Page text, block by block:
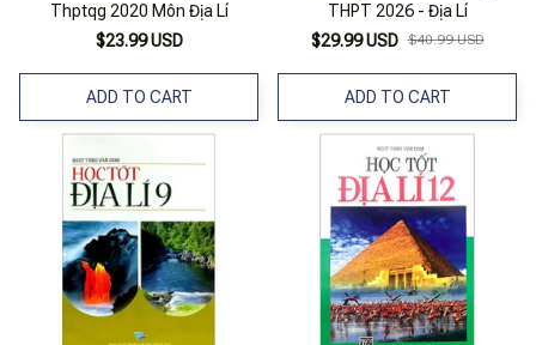
Thptqg 2020 Môn Địa Lí
$23.99 USD
ADD TO CART
THPT 2026 - Địa Lí
$29.99 USD $40.99 USD
ADD TO CART